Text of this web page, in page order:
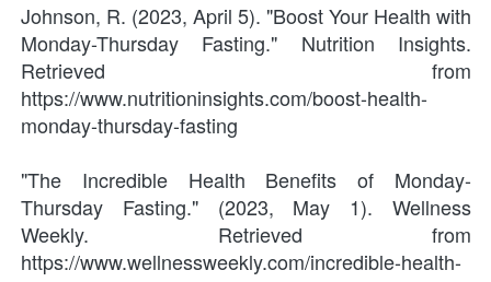
Johnson, R. (2023, April 5). "Boost Your Health with
Monday-Thursday Fasting." Nutrition Insights.
Retrieved from
https://www.nutritioninsights.com/boost-health-
monday-thursday-fasting
"The Incredible Health Benefits of Monday-
Thursday Fasting." (2023, May 1). Wellness
Weekly. Retrieved from
https://www.wellnessweekly.com/incredible-health-